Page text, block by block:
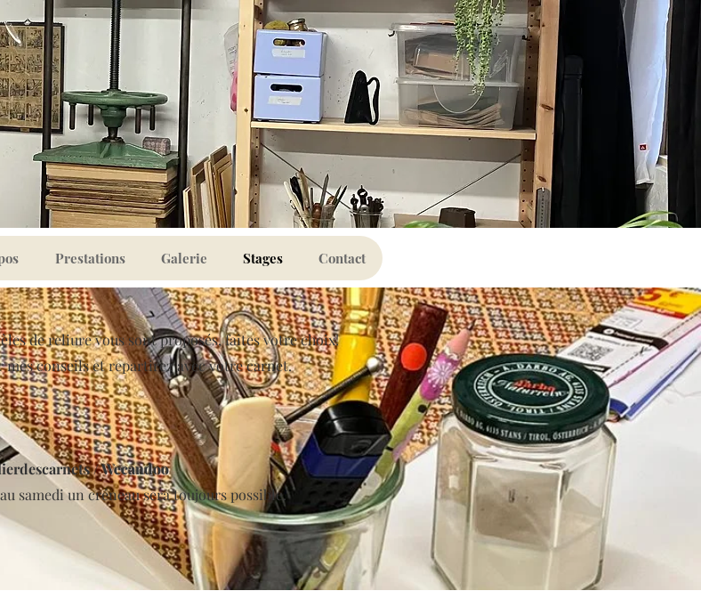
Prestations Galerie Stages Contact
de reliure vous sont proposés, faîtes votre choix!
conseils et repartirez avec votre carnet.
/Wecandoo
samedi un créneau sera toujours possible.